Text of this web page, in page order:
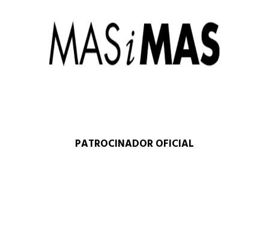
PATROCINADOR OFICIAL